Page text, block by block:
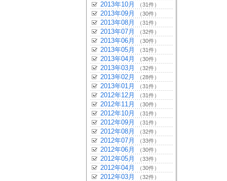
2013年10月 （31件）
2013年09月 （30件）
2013年08月 （31件）
2013年07月 （32件）
2013年06月 （30件）
2013年05月 （31件）
2013年04月 （30件）
2013年03月 （32件）
2013年02月 （28件）
2013年01月 （31件）
2012年12月 （31件）
2012年11月 （30件）
2012年10月 （31件）
2012年09月 （31件）
2012年08月 （32件）
2012年07月 （33件）
2012年06月 （30件）
2012年05月 （33件）
2012年04月 （30件）
2012年03月 （32件）